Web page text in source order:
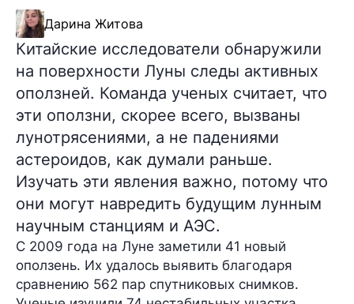
Дарина Житова
Китайские исследователи обнаружили
на поверхности Луны следы активных
оползней. Команда ученых считает, что
эти оползни, скорее всего, вызваны
лунотрясениями, а не падениями
астероидов, как думали раньше.
Изучать эти явления важно, потому что
они могут навредить будущим лунным
научным станциям и АЭС.
С 2009 года на Луне заметили 41 новый
оползень. Их удалось выявить благодаря
сравнению 562 пар спутниковых снимков.